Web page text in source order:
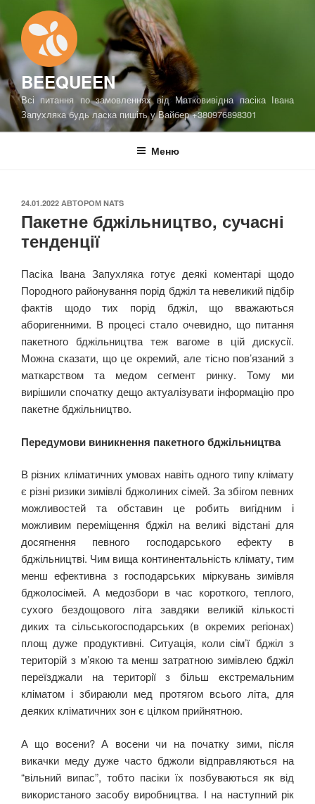
до
вмісту
BEEQUEEN
Всі питання по замовленнях від Матковивідна пасіка Івана
Запухляка будь ласка пишіть у Вайбер +380976898301
Меню
ОПУБЛІКОВАНО
24.01.2022 АВТОРОМ NATS
Пакетне бджільництво, сучасні
тенденції
Пасіка Івана Запухляка готує деякі коментарі щодо
Породного районування порід бджіл та невеликий підбір
фактів щодо тих порід бджіл, що вважаються
аборигенними. В процесі стало очевидно, що питання
пакетного бджільництва теж вагоме в цій дискусії.
Можна сказати, що це окремий, але тісно пов’язаний з
маткарством та медом сегмент ринку. Тому ми
вирішили спочатку дещо актуалізувати інформацію про
пакетне бджільництво.
Передумови виникнення пакетного бджільництва
В різних кліматичних умовах навіть одного типу клімату
є різні ризики зимівлі бджолиних сімей. За збігом певних
можливостей та обставин це робить вигідним і
можливим переміщення бджіл на великі відстані для
досягнення певного господарського ефекту в
бджільництві. Чим вища континентальність клімату, тим
менш ефективна з господарських міркувань зимівля
бджолосімей. А медозбори в час короткого, теплого,
сухого бездощового літа завдяки великій кількості
диких та сільськогосподарських (в окремих регіонах)
площ дуже продуктивні. Ситуація, коли сім’ї бджіл з
територій з м’якою та менш затратною зимівлею бджіл
переїзджали на території з більш екстремальним
кліматом і збираюли мед протягом всього літа, для
деяких кліматичних зон є цілком прийнятною.
А що восени? А восени чи на початку зими, після
викачки меду дуже часто бджоли відправляються на
“вільний випас”, тобто пасіки їх позбуваються як від
використаного засобу виробництва. І на наступний рік